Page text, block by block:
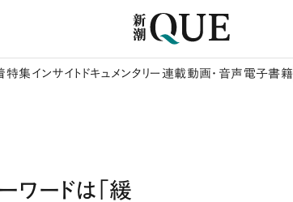
特集 インサイト ドキュメンタリー 連載動画・音声 電子書籍
ワードは「緩